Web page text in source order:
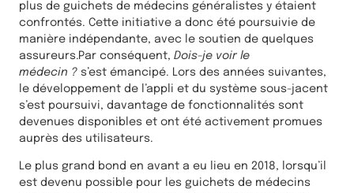
plus de guichets de médecins généralistes y étaient
confrontés. Cette initiative a donc été poursuivie de
manière indépendante, avec le soutien de quelques
assureurs.Par conséquent, Dois-je voir le
médecin ? s’est émancipé. Lors des années suivantes,
le développement de l’appli et du système sous-jacent
s’est poursuivi, davantage de fonctionnalités sont
devenues disponibles et ont été activement promues
auprès des utilisateurs.
Le plus grand bond en avant a eu lieu en 2018, lorsqu’il
est devenu possible pour les guichets de médecins